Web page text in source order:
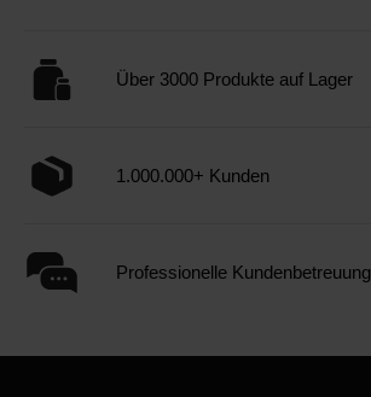
Über 3000 Produkte auf Lager
1.000.000+ Kunden
Professionelle Kundenbetreuung